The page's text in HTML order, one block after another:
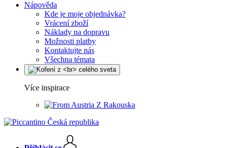
Nápověda
Kde je moje objednávka?
Vrácení zboží
Náklady na dopravu
Možnosti platby
Kontaktujte nás
Všechna témata
Více inspirace
Z Rakouska